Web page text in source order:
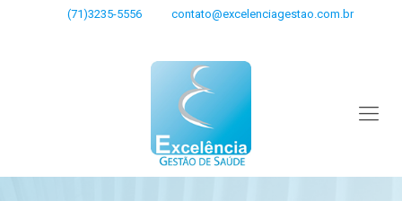
(71)3235-5556 contato@excelenciagestao.com.br